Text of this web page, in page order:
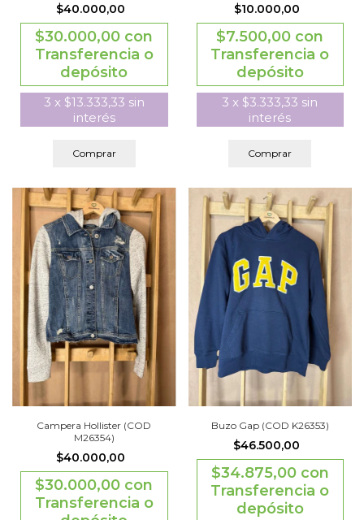
$40.000,00
$30.000,00 con
Transferencia o
depósito
3 x $13.333,33 sin
interés
Comprar
$10.000,00
$7.500,00 con
Transferencia o
depósito
3 x $3.333,33 sin
interés
Comprar
Campera Hollister (COD
M26354)
$40.000,00
$30.000,00 con
Transferencia o
Buzo Gap (COD K26353)
$46.500,00
$34.875,00 con
Transferencia o
depósito